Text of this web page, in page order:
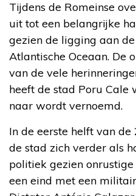
Tijdens de Romeinse
uit tot een belangrijke
gezien de ligging aan
Atlantische Oceaan. De
van de vele
heeft de stad Poru
naar wordt vernoemd.
In de eerste helft van de
de stad zich verder als
politiek gezien
een eind met een